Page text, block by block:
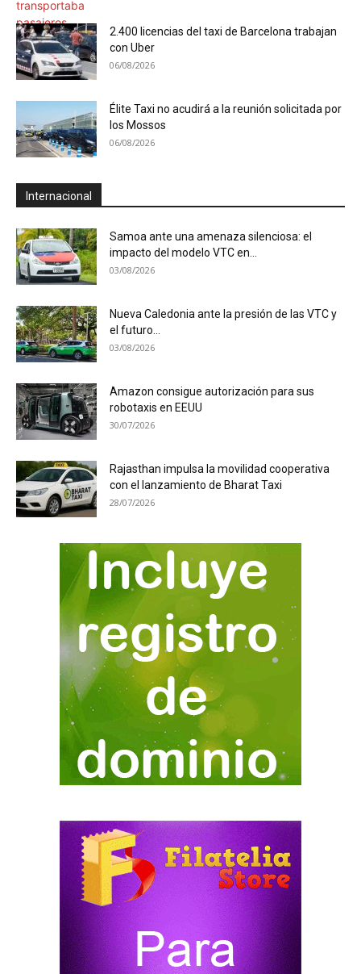
2.400 licencias del taxi de Barcelona trabajan
con Uber
06/08/2026
Élite Taxi no acudirá a la reunión solicitada por
los Mossos
06/08/2026
Internacional
Samoa ante una amenaza silenciosa: el
impacto del modelo VTC en...
03/08/2026
Nueva Caledonia ante la presión de las VTC y
el futuro...
03/08/2026
Amazon consigue autorización para sus
robotaxis en EEUU
30/07/2026
Rajasthan impulsa la movilidad cooperativa
con el lanzamiento de Bharat Taxi
28/07/2026